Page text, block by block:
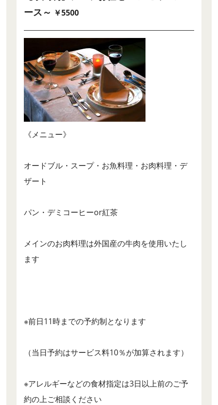
ース～ ￥5500
《メニュー》
オードブル・スープ・お魚料理・お肉料理・デ
ザート
パン・デミコーヒーor紅茶
メインのお肉料理は外国産の牛肉を使用いたし
ます
※前日11時までの予約制となります
（当日予約はサービス料10％が加算されます）
※アレルギーなどの食材指定は3日以上前のご予
約の上ご相談ください